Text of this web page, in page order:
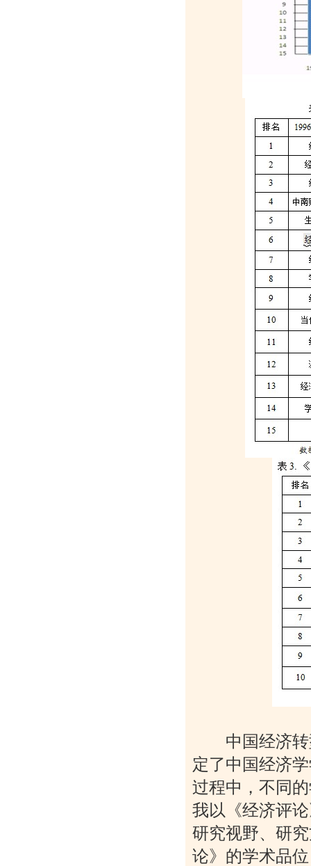
中国经济转
定了中国经济
过程中，不同
我以《经济评
研究视野、研
论》的学术品